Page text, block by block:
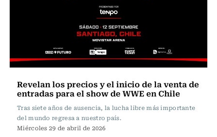
Revelan los precios y el inicio de la venta de
entradas para el show de WWE en Chile
Tras siete años de ausencia, la lucha libre más importante
del mundo regresa a nuestro país.
Miércoles 29 de abril de 2026